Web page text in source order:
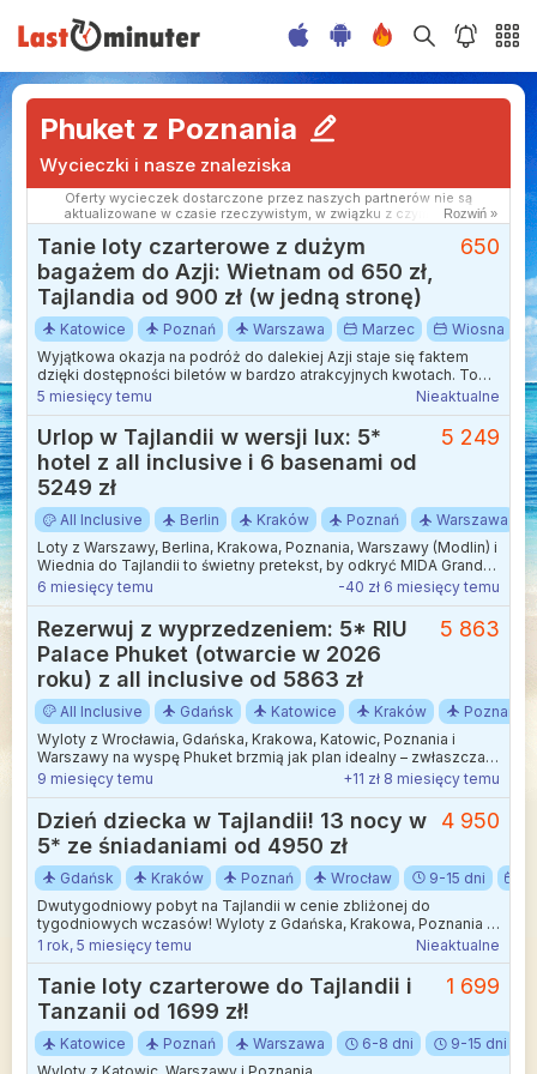
Phuket z Poznania
Wycieczki i nasze znaleziska
Oferty wycieczek dostarczone przez naszych partnerów nie są
aktualizowane w czasie rzeczywistym, w związku z czym ceny i
dostępność ofert mogą się nieznacznie różnić od aktualnych.
Dokładamy wszelkich starań aby rozbieżności były jak najmniejsze.
Rozwiń »
Tanie loty czarterowe z dużym
bagażem do Azji: Wietnam od 650 zł,
Tajlandia od 900 zł (w jedną stronę)
650
Katowice Poznań Warszawa Marzec
Wiosna
Wyjątkowa okazja na podróż do dalekiej Azji staje się faktem
dzięki dostępności biletów w bardzo atrakcyjnych kwotach. To
doskonała szansa na odwiedzenie Azji Południowo-Wschodniej,
rozpoczynając wyprawę z Polski.
5 miesięcy temu Nieaktualne
Urlop w Tajlandii w wersji lux: 5*
hotel z all inclusive i 6 basenami od
5249 zł
5 249
All Inclusive Berlin Kraków Poznań
Warszawa
Loty z Warszawy, Berlina, Krakowa, Poznania, Warszawy (Modlin) i
Wiednia do Tajlandii to świetny pretekst, by odkryć MIDA Grande
Resort Phuket – pięciogwiazdkowy hotel tuż przy plaży Bang Tao,
w formule all inclusive i spokojnej, zielonej okolicy.
6 miesięcy temu -40 zł 6 miesięcy temu
Rezerwuj z wyprzedzeniem: 5* RIU
Palace Phuket (otwarcie w 2026
roku) z all inclusive od 5863 zł
5 863
All Inclusive Gdańsk Katowice Kraków
Poznań
Wyloty z Wrocławia, Gdańska, Krakowa, Katowic, Poznania i
Warszawy na wyspę Phuket brzmią jak plan idealny – zwłaszcza
kiedy w perspektywie mamy wypoczynek w nowym,
pięciogwiazdkowym hotelu RIU Palace Phuket.
9 miesięcy temu +11 zł 8 miesięcy temu
Dzień dziecka w Tajlandii! 13 nocy w
5* ze śniadaniami od 4950 zł
4 950
Gdańsk Kraków Poznań Wrocław 9-15 dni
Dwutygodniowy pobyt na Tajlandii w cenie zbliżonej do
tygodniowych wczasów! Wyloty z Gdańska, Krakowa, Poznania i
Wrocławia. Wyjątkowe doświadczenie w luksusowym obiekcie.
Idealny na relaksujący urlop.
1 rok, 5 miesięcy temu Nieaktualne
Tanie loty czarterowe do Tajlandii i
Tanzanii od 1699 zł!
1 699
Katowice Poznań Warszawa 6-8 dni
9-15 dni